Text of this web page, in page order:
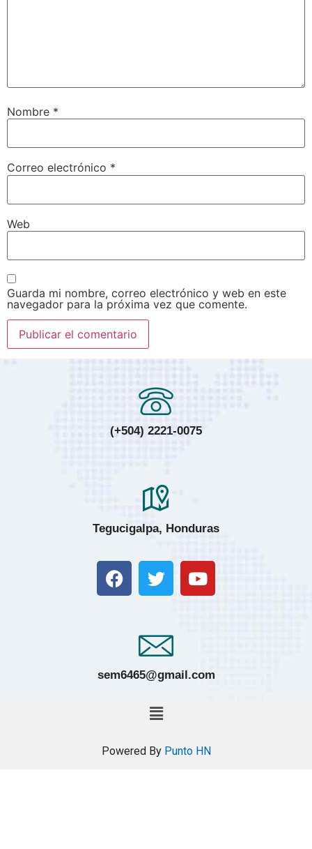
Nombre *
Correo electrónico *
Web
Guarda mi nombre, correo electrónico y web en este
navegador para la próxima vez que comente.
(+504) 2221-0075
Tegucigalpa, Honduras
sem6465@gmail.com
Powered By Punto HN